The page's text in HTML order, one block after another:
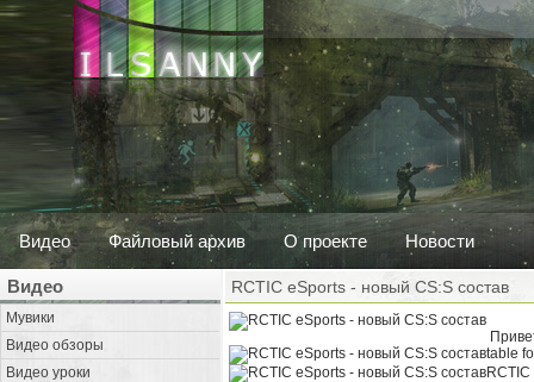
Видео Файловый архив О проекте Новости
Видео
Мувики
Видео обзоры
Видео уроки
RCTIC eSports - новый CS:S состав
table